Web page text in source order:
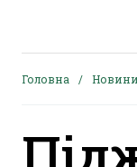
Головна Новини